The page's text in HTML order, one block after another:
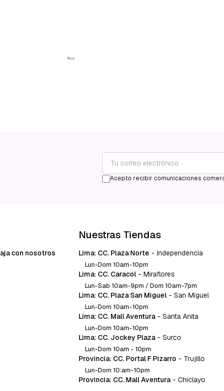
Acepto recibir comunicaciones
con nosotros
Nuestras Tiendas
Lima: CC. Plaza Norte - Independencia
Lun-Dom 10am-10pm
Lima: CC. Caracol - Miraflores
Lun-Sab 10am-9pm / Dom 10am-7pm
Lima: CC. Plaza San Miguel - San Miguel
Lun-Dom 10am-10pm
Lima: CC. Mall Aventura - Santa Anita
Lun-Dom 10am-10pm
Lima: CC. Jockey Plaza - Surco
Lun-Dom 10am - 10pm
Provincia: CC. Portal F Pizarro - Trujillo
Lun-Dom 10:am-10pm
Provincia: CC. Mall Aventura - Chiclayo